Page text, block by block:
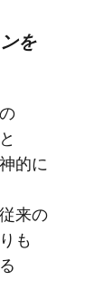
を​
的に​
来の​
も​